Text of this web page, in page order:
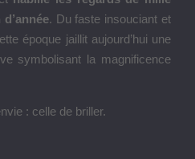
. Du faste insouciant et
époque jaillit aujourd’hui une
symbolisant la magnificence
: celle de briller.